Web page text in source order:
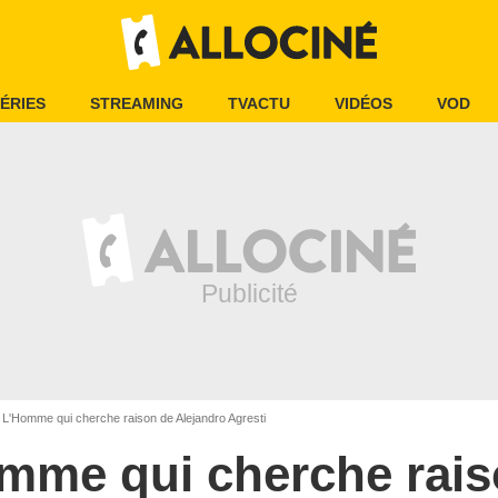
STREAMING TVACTU VIDÉOS VOD
L'Homme qui cherche raison de Alejandro Agresti
qui cherche